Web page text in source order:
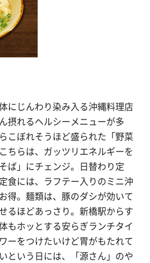
にじんわり染み入る沖縄料理店
摂れるヘルシーメニューが多
こぼれそうほど盛られた「野菜
ちらは、ガッツリエネルギーを
ば」にチェンジ。日替わり定
食には、ラフテー入りのミニ沖
得。麺類は、豚のダシが効いて
るほどあっさり。新橋駅からす
もホッとする安らぎランチタイ
ーをつけたいけど胃がもたれて
という日には、「源さん」のや